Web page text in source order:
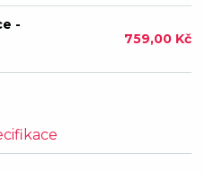
-
759,00 Kč